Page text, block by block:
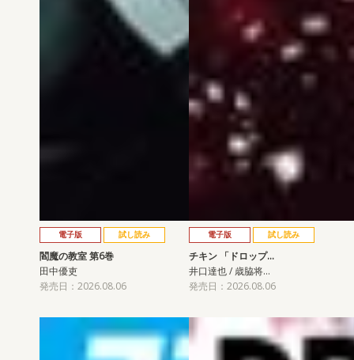
電子版 試し読み
閻魔の教室 第6巻
田中優吏
発売日：2026.08.06
電子版 試し読み
チキン 「ドロップ…
井口達也 / 歳脇将…
発売日：2026.08.06